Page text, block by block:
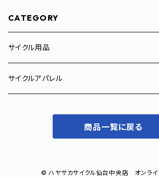
CATEGORY
サイクル用品
サイクルトレーナー
コンポーネント
補給食/サプリメント
サイクルアパレル
サイクルジャージ
サイクルジャージ
商品一覧に戻る
© ハヤサカサイクル仙台中央店 オンライ